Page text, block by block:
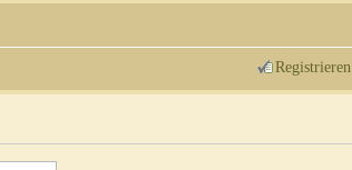
Registrieren